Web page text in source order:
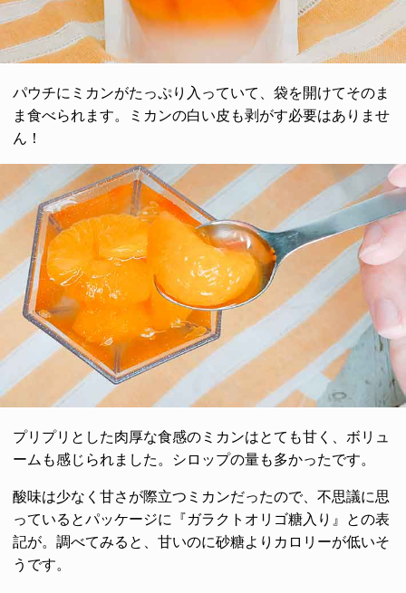
パウチにミカンがたっぷり入っていて、袋を開けてそのま
ま食べられます。ミカンの白い皮も剥がす必要はありませ
ん！
プリプリとした肉厚な食感のミカンはとても甘く、ボリュ
ームも感じられました。シロップの量も多かったです。
酸味は少なく甘さが際立つミカンだったので、不思議に思
っているとパッケージに『ガラクトオリゴ糖入り』との表
記が。調べてみると、甘いのに砂糖よりカロリーが低いそ
うです。